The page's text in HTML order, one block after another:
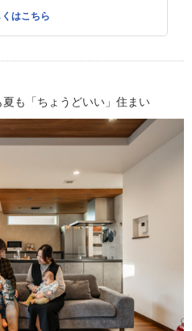
はこちら
も「ちょうどいい」住まい